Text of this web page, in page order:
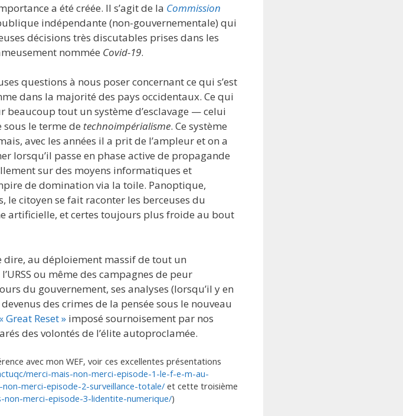
a été créée. Il s’agit de la Commission
indépendante (non-gouvernementale) qui
décisions très discutables prises dans les
nommée Covid-19.
questions à nous poser concernant ce qui s’est
dans la majorité des pays occidentaux. Ce qui
beaucoup tout un système d’esclavage — celui
le terme de technoimpérialisme. Ce système
avec les années il a prit de l’ampleur et on a
lorsqu’il passe en phase active de propagande
sur des moyens informatiques et
de domination via la toile. Panoptique,
le citoyen se fait raconter les berceuses du
artificielle, et certes toujours plus froide au bout
dire, au déploiement massif de tout un
ou même des campagnes de peur
du gouvernement, ses analyses (lorsqu’il y en
des crimes de la pensée sous le nouveau
Great Reset » imposé sournoisement par nos
des volontés de l’élite autoproclamée.
avec mon WEF, voir ces excellentes présentations
merci-mais-non-merci-episode-1-le-f-e-m-au-
merci-episode-2-surveillance-totale/ et cette troisième
merci-episode-3-lidentite-numerique/)